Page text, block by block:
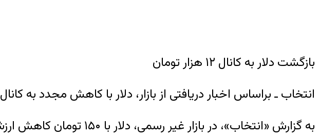
بازگشت دلار به کانال ۱۲ هزار تومان
انتخاب ـ براساس اخبار دریافتی از بازار، دلار با کاهش مجدد به کانال ۱۲ هزار تومان بازگشته است.
به گزارش «انتخاب»، در بازار غیر رسمی، دلار با ۱۵۰ تومان کاهش ارزش گزاری رو به رو شد و هم اکنون با قیمت ۱۲ هزار ۹۵۰ تومان رد و بدل میشود.